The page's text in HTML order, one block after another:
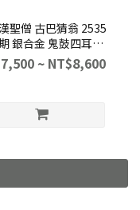
聖僧 古巴猜翁 2535
銀合金 鬼鼓四耳五
帶印、編號【夢幻
~ NT$8,600